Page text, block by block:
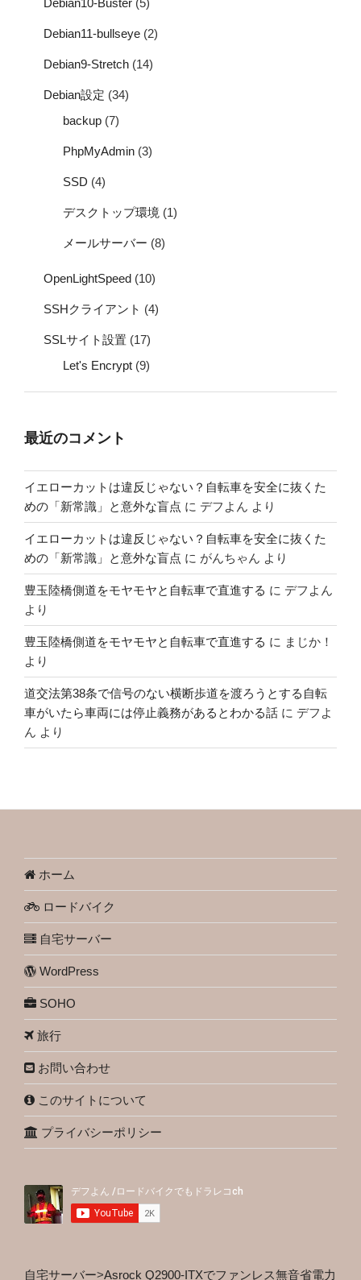
Debian10-Buster (5)
Debian11-bullseye (2)
Debian9-Stretch (14)
Debian設定 (34)
backup (7)
PhpMyAdmin (3)
SSD (4)
デスクトップ環境 (1)
メールサーバー (8)
OpenLightSpeed (10)
SSHクライアント (4)
SSLサイト設置 (17)
Let's Encrypt (9)
最近のコメント
イエローカットは違反じゃない？自転車を安全に抜くた
めの「新常識」と意外な盲点 に デフよん より
イエローカットは違反じゃない？自転車を安全に抜くた
めの「新常識」と意外な盲点 に がんちゃん より
豊玉陸橋側道をモヤモヤと自転車で直進する に デフよん
より
豊玉陸橋側道をモヤモヤと自転車で直進する に まじか！
より
道交法第38条で信号のない横断歩道を渡ろうとする自転
車がいたら車両には停止義務があるとわかる話 に デフよ
ん より
ホーム
ロードバイク
自宅サーバー
WordPress
SOHO
旅行
お問い合わせ
このサイトについて
プライバシーポリシー
自宅サーバー>Asrock Q2900-ITXでファンレス無音省電力